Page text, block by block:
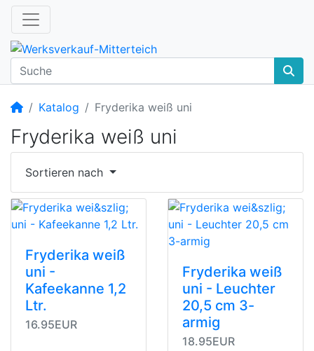
Startseite
Katalog Fryderika weiß uni
Fryderika weiß uni
Sortieren nach
Fryderika weiß
uni -
Kafeekanne 1,2
Ltr.
16.95EUR
Fryderika weiß
uni - Leuchter
20,5 cm 3-
armig
18.95EUR